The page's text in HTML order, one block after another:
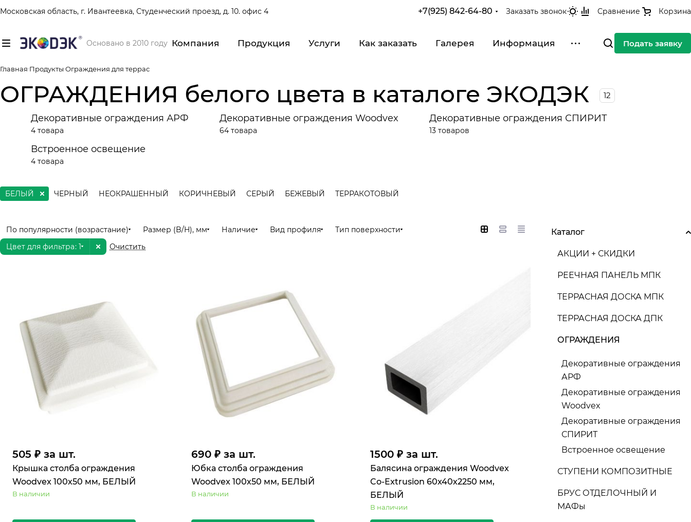
Московская область, г. Ивантеевка, Студенческий проезд, д. 10. офис 4 +7(925) 842-64-80 Заказать звонок Сравнение Корзина
Основано в 2010 году Компания Продукция Услуги Как заказать Галерея Информация Подать заявку
Главная Продукты Ограждения для террас
ОГРАЖДЕНИЯ белого цвета в каталоге ЭКОДЭК 12
Декоративные ограждения АРФ
4 товара
Декоративные ограждения Woodvex
64 товара
Декоративные ограждения СПИРИТ
13 товаров
Встроенное освещение
4 товара
ЧЕРНЫЙ НЕОКРАШЕННЫЙ КОРИЧНЕВЫЙ СЕРЫЙ БЕЖЕВЫЙ ТЕРРАКОТОВЫЙ
БЕЛЫЙ
По популярности (возрастание) Размер (B/H), мм Наличие Вид профиля
Тип поверхности
Цвет для фильтра: 1 Очистить
505 ₽ за шт.
Крышка столба ограждения
Woodvex 100х50 мм, БЕЛЫЙ
В наличии
690 ₽ за шт.
Юбка столба ограждения
Woodvex 100х50 мм, БЕЛЫЙ
В наличии
1500 ₽ за шт.
Балясина ограждения Woodvex
Co-Extrusion 60х40х2250 мм,
БЕЛЫЙ
В наличии
Каталог
АКЦИИ + СКИДКИ
РЕЕЧНАЯ ПАНЕЛЬ МПК
ТЕРРАСНАЯ ДОСКА МПК
ТЕРРАСНАЯ ДОСКА ДПК
ОГРАЖДЕНИЯ
Декоративные ограждения
АРФ
Декоративные ограждения
Woodvex
Декоративные ограждения
СПИРИТ
Встроенное освещение
СТУПЕНИ КОМПОЗИТНЫЕ
БРУС ОТДЕЛОЧНЫЙ И
МАФы